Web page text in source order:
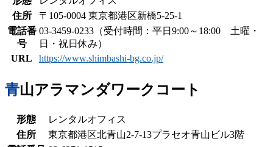
住所
〒105-0004 東京都港区新橋5-25-1
電話番
号
03-3459-0233（受付時間：平日9:00～18:00 土曜・
日・祝日休み）
URL
https://www.shimbashi-bg.co.jp/
青山アラマンダワークコート
形態
レンタルオフィス
住所
東京都港区北青山2-7-13プラセオ青山ビル3階